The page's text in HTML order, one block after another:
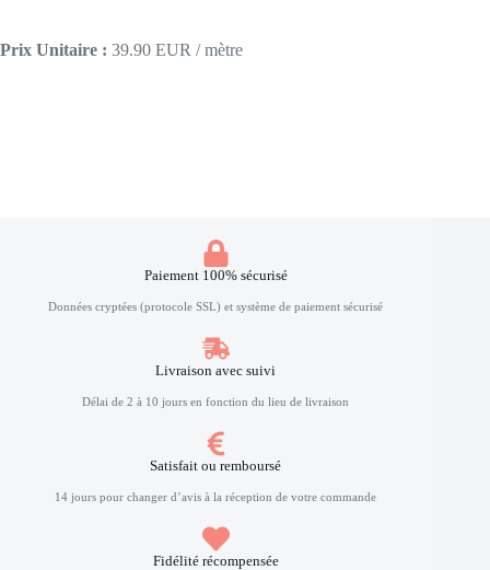
Prix Unitaire : 39.90 EUR / mètre
Paiement 100% sécurisé
Données cryptées (protocole SSL) et système de paiement sécurisé
Livraison avec suivi
Délai de 2 à 10 jours en fonction du lieu de livraison
Satisfait ou remboursé
14 jours pour changer d’avis à la réception de votre commande
Fidélité récompensée